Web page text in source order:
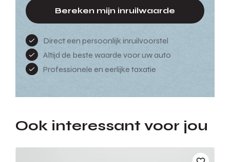
Bereken mijn inruilwaarde
Direct een persoonlijk inruilvoorstel
Altijd de beste waarde voor uw auto
Professionele en eerlijke taxatie
Ook interessant voor jou